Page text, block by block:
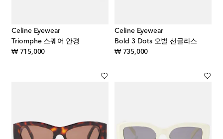
Celine Eyewear
Triomphe 스퀘어 안경
₩ 715,000original price
Celine Eyewear
Bold 3 Dots 오벌 선글라스
₩ 735,000original price